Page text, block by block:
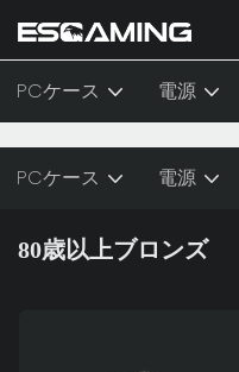
PCケース 電源
PCケース 電源
80歳以上ブロンズ